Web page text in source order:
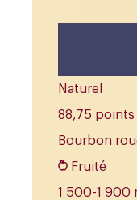
Naturel
88,75 points
Bourbon
Fruité
1 500-1 900